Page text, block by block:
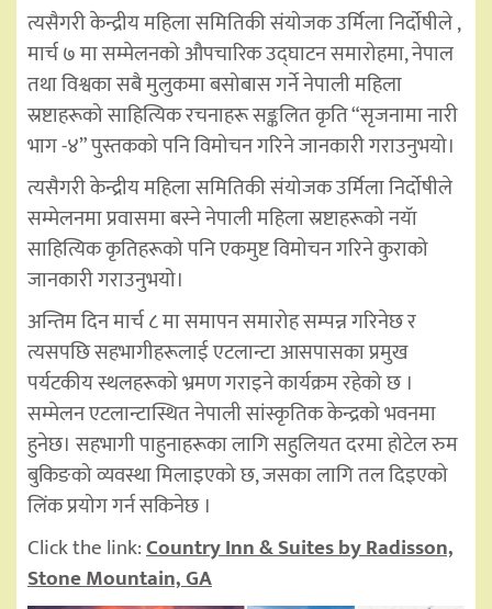
त्यसैगरी केन्द्रीय महिला समितिकी संयोजक उर्मिला निर्दोषीले ,
मार्च ७ मा सम्मेलनको औपचारिक उद्घाटन समारोहमा, नेपाल
तथा विश्वका सबै मुलुकमा बसोबास गर्ने नेपाली महिला
स्रष्टाहरूको साहित्यिक रचनाहरू सङ्कलित कृति “सृजनामा नारी
भाग -४” पुस्तकको पनि विमोचन गरिने जानकारी गराउनुभयो।
त्यसैगरी केन्द्रीय महिला समितिकी संयोजक उर्मिला निर्दोषीले
सम्मेलनमा प्रवासमा बस्ने नेपाली महिला स्रष्टाहरूको नयॅा
साहित्यिक कृतिहरूको पनि एकमुष्ट विमोचन गरिने कुराको
जानकारी गराउनुभयो।
अन्तिम दिन मार्च ८ मा समापन समारोह सम्पन्न गरिनेछ र
त्यसपछि सहभागीहरूलाई एटलान्टा आसपासका प्रमुख
पर्यटकीय स्थलहरूको भ्रमण गराइने कार्यक्रम रहेको छ ।
सम्मेलन एटलान्टास्थित नेपाली सांस्कृतिक केन्द्रको भवनमा
हुनेछ। सहभागी पाहुनाहरूका लागि सहुलियत दरमा होटेल रुम
बुकिङको व्यवस्था मिलाइएको छ, जसका लागि तल दिइएको
लिंक प्रयोग गर्न सकिनेछ ।
Click the link:Country Inn & Suites by Radisson,
Stone Mountain, GA